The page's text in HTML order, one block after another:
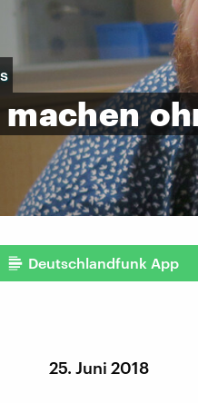
machen
Deutschlandfunk App
25. Juni 2018